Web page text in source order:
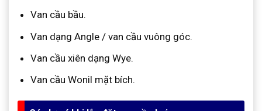
Van cầu bầu.
Van dạng Angle / van cầu vuông góc.
Van cầu xiên dạng Wye.
Van cầu Wonil mặt bích.